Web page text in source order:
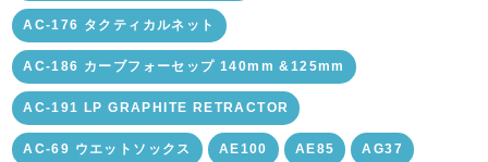
AC-176 タクティカルネット
AC-186 カーブフォーセップ 140mm &125mm
AC-191 LP GRAPHITE RETRACTOR
AC-69 ウエットソックス AE100 AE85 AG37